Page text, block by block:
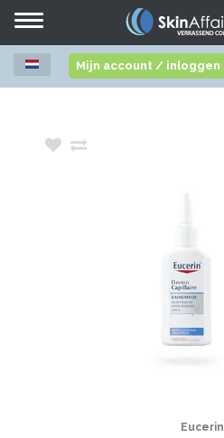
Toggle
Mijn account / inloggen
Eucerin